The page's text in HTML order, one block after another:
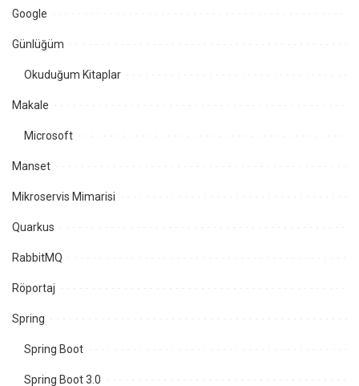
Google
Günlüğüm
Okuduğum Kitaplar
Makale
Microsoft
Manset
Mikroservis Mimarisi
Quarkus
RabbitMQ
Röportaj
Spring
Spring Boot
Spring Boot 3.0